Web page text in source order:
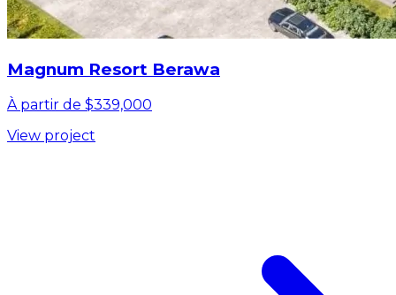
Magnum Resort Berawa
À partir de $339,000
View project